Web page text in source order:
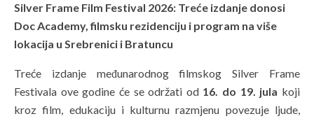
Silver Frame Film Festival 2026: Treće izdanje donosi
Doc Academy, filmsku rezidenciju i program na više
lokacija u Srebrenici i Bratuncu
Treće izdanje međunarodnog filmskog Silver Frame
Festivala ove godine će se održati od 16. do 19. jula koji
kroz film, edukaciju i kulturnu razmjenu povezuje ljude,